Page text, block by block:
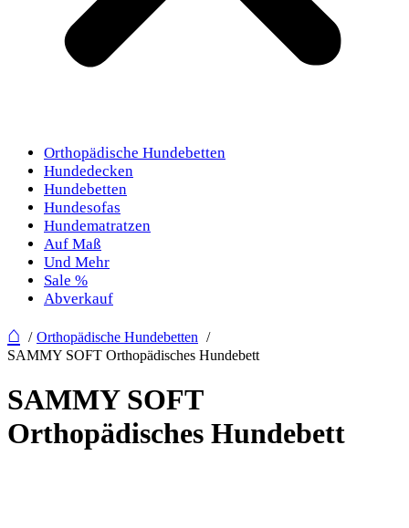
Orthopädische Hundebetten
Hundedecken
Hundebetten
Hundesofas
Hundematratzen
Auf Maß
Und Mehr
Sale %
Abverkauf
⌂
Orthopädische Hundebetten
SAMMY SOFT Orthopädisches Hundebett
SAMMY SOFT
Orthopädisches Hundebett